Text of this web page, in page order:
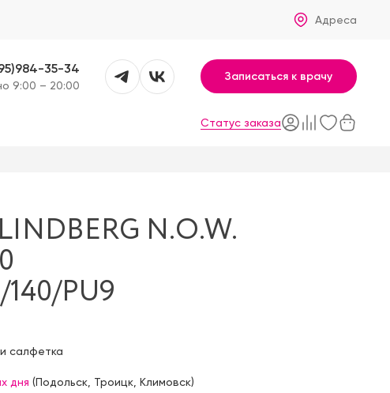
Адреса
35-34
9:00 – 20:00
Записаться к врачу
Статус заказа
N.O.W.
PU9
салфетка
дня (Подольск, Троицк, Климовск)